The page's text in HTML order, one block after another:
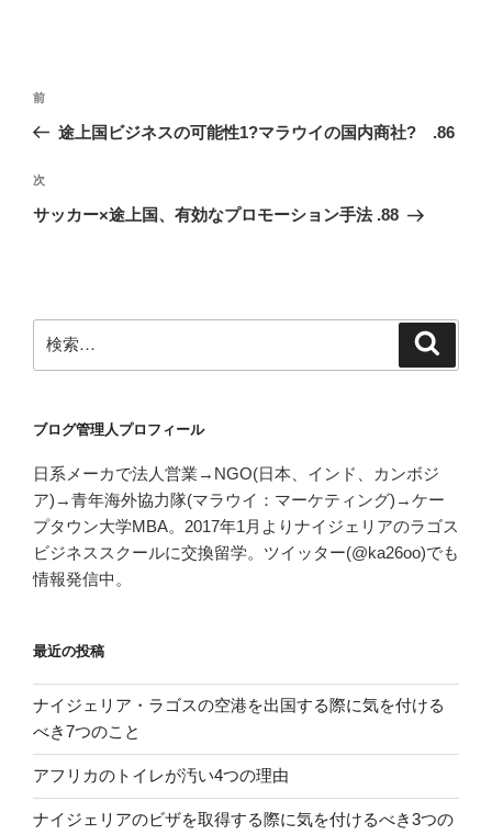
投
ビ
ゲ
ン
前
の
稿
前
途上国ビジネスの可能性1?マラウイの国内商社? .86
次
の
次
サッカー×途上国、有効なプロモーション手法 .88
検
索:
ブログ管理人プロフィール
日系メーカで法人営業→NGO(日本、インド、カンボジ
ア)→青年海外協力隊(マラウイ：マーケティング)→ケー
プタウン大学MBA。2017年1月よりナイジェリアのラゴス
ビジネススクールに交換留学。ツイッター(@ka26oo)でも
情報発信中。
最近の投稿
ナイジェリア・ラゴスの空港を出国する際に気を付ける
べき7つのこと
アフリカのトイレが汚い4つの理由
ナイジェリアのビザを取得する際に気を付けるべき3つの